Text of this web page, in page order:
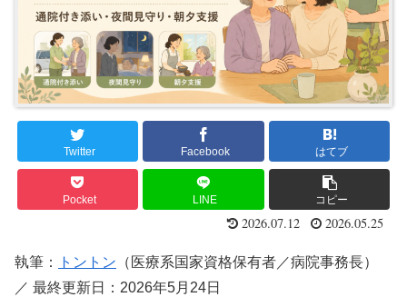
Twitter Facebook はてブ
Pocket LINE コピー
2026.07.12 2026.05.25
執筆： トントン （医療系国家資格保有者／病院事務長）
／ 最終更新日：2026年5月24日